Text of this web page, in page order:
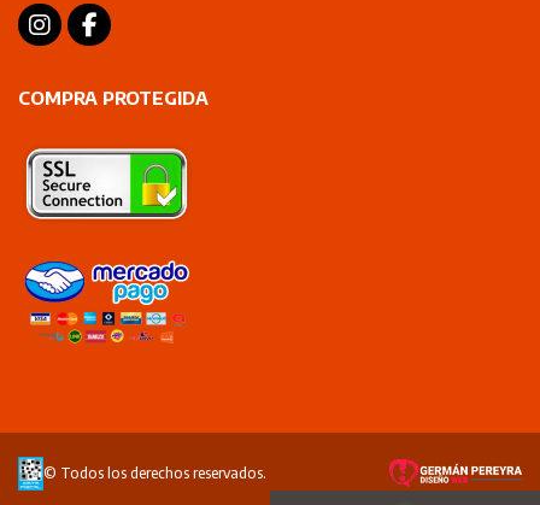
COMPRA PROTEGIDA
© Todos los derechos reservados.